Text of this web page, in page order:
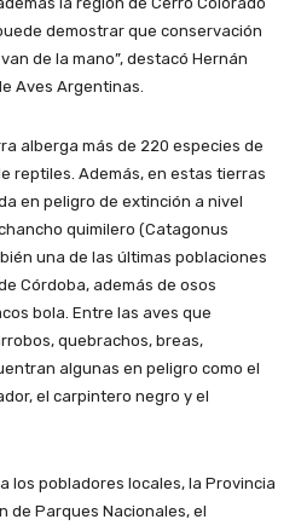
demostrar que conservación
de la mano”, destacó Hernán
Aves Argentinas.
alberga más de 220 especies de
reptiles. Además, en estas tierras
en peligro de extinción a nivel
quimilero (Catagonus
una de las últimas poblaciones
Córdoba, además de osos
bola. Entre las aves que
quebrachos, breas,
algunas en peligro como el
el carpintero negro y el
los pobladores locales, la Provincia
de Parques Nacionales, el